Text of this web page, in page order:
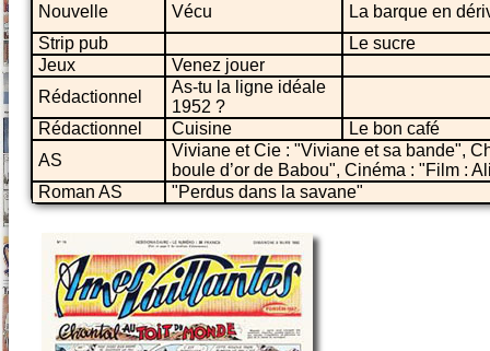
Nouvelle
Vécu
La barque en
Strip pub
Le sucre
Jeux
Venez jouer
Rédactionnel
As-tu la ligne idéale
1952 ?
Rédactionnel
Cuisine
Le bon café
AS
Viviane et Cie : "Viviane et sa bande",
boule d’or de Babou", Cinéma : "Film :
Roman AS
"Perdus dans la savane"